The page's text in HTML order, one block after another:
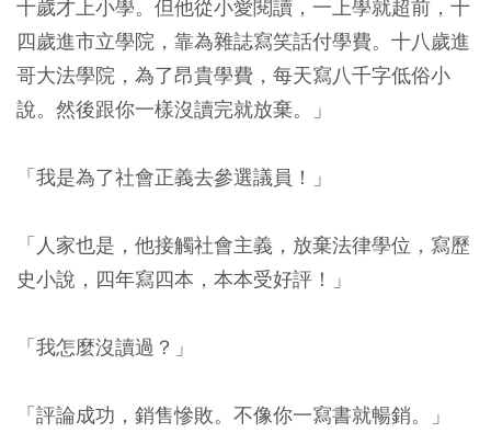
十歲才上小學。但他從小愛閱讀，一上學就超前，十
四歲進市立學院，靠為雜誌寫笑話付學費。十八歲進
哥大法學院，為了昂貴學費，每天寫八千字低俗小
說。然後跟你一樣沒讀完就放棄。」
「我是為了社會正義去參選議員！」
「人家也是，他接觸社會主義，放棄法律學位，寫歷
史小說，四年寫四本，本本受好評！」
「我怎麼沒讀過？」
「評論成功，銷售慘敗。不像你一寫書就暢銷。」